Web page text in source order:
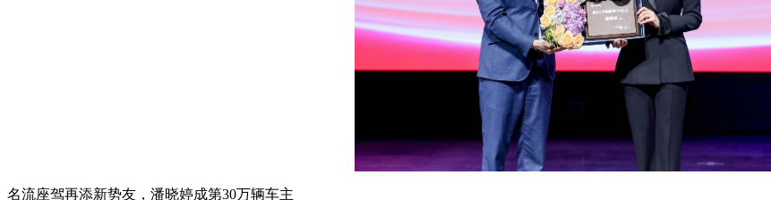
名流座驾再添新势友，潘晓婷成第30万辆车主